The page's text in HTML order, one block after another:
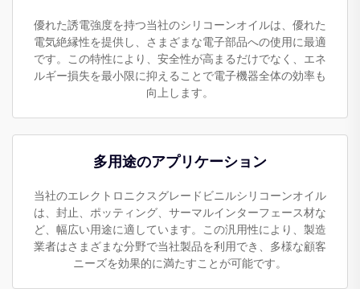
優れた誘電強度を持つ当社のシリコーンオイルは、優れた
電気絶縁性を提供し、さまざまな電子部品への使用に最適
です。この特性により、安全性が高まるだけでなく、エネ
ルギー損失を最小限に抑えることで電子機器全体の効率も
向上します。
多用途のアプリケーション
当社のエレクトロニクスグレードビニルシリコーンオイル
は、封止、ポッティング、サーマルインターフェース材な
ど、幅広い用途に適しています。この汎用性により、製造
業者はさまざまな分野で当社製品を利用でき、多様な顧客
ニーズを効果的に満たすことが可能です。